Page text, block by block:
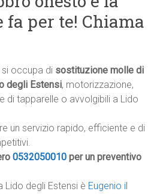
fa per te! Chiama
si occupa di sostituzione molle di
degli Estensi, motorizzazione,
di tapparelle o avvolgibili a Lido
un servizio rapido, efficiente e di
0532050010 per un preventivo
Lido degli Estensi è Eugenio il